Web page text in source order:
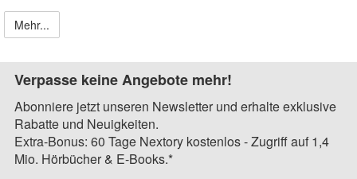
Mehr...
Verpasse keine Angebote mehr!
Abonniere jetzt unseren Newsletter und erhalte exklusive
Rabatte und Neuigkeiten.
Extra-Bonus: 60 Tage Nextory kostenlos - Zugriff auf 1,4
Mio. Hörbücher & E-Books.*